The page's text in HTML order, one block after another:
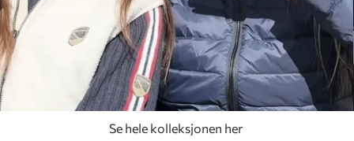
Se hele kolleksjonen her